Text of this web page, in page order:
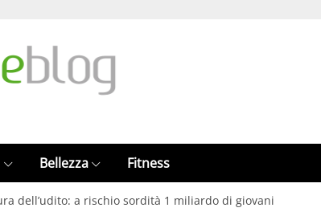
Bellezza Fitness
dell’udito: a rischio sordità 1 miliardo di giovani